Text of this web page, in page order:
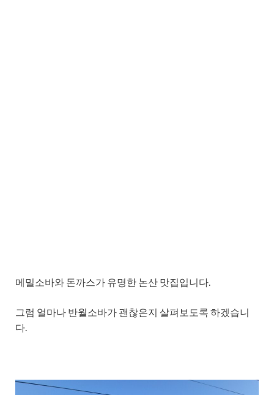
메밀소바와 돈까스가 유명한 논산 맛집입니다.
그럼 얼마나 반월소바가 괜찮은지 살펴보도록 하겠습니
다.